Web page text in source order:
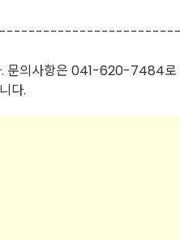
. 문의사항은 041-620-7484로
다.